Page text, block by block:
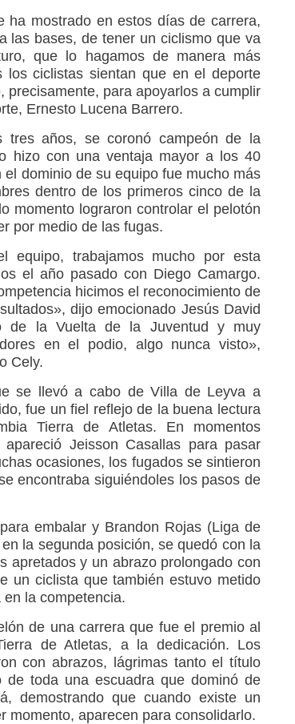
mostrado en estos días de carrera,
las bases, de tener un ciclismo que va
que lo hagamos de manera más
los ciclistas sientan que en el deporte
precisamente, para apoyarlos a cumplir
Ernesto Lucena Barrero.
tres años, se coronó campeón de la
hizo con una ventaja mayor a los 40
dominio de su equipo fue mucho más
dentro de los primeros cinco de la
momento lograron controlar el pelotón
por medio de las fugas.
equipo, trabajamos mucho por esta
el año pasado con Diego Camargo.
hicimos el reconocimiento de
dijo emocionado Jesús David
de la Vuelta de la Juventud y muy
en el podio, algo nunca visto»,
Cely.
se llevó a cabo de Villa de Leyva a
fue un fiel reflejo de la buena lectura
Tierra de Atletas. En momentos
Jeisson Casallas para pasar
ocasiones, los fugados se sintieron
encontraba siguiéndoles los pasos de
embalar y Brandon Rojas (Liga de
la segunda posición, se quedó con la
apretados y un abrazo prolongado con
un ciclista que también estuvo metido
la competencia.
de una carrera que fue el premio al
de Atletas, a la dedicación. Los
con abrazos, lágrimas tanto el título
toda una escuadra que dominó de
demostrando que cuando existe un
momento, aparecen para consolidarlo.